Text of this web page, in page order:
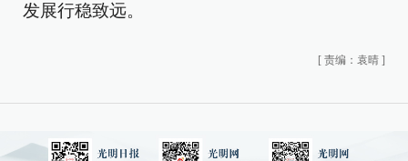
发展行稳致远。
[ 责编：袁晴 ]